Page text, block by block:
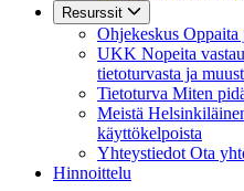
Resurssit
Ohjekeskus Oppaita
UKK Nopeita
tietoturvasta ja
Tietoturva Miten
Meistä
käyttökelpoista
Yhteystiedot Ota
Hinnoittelu